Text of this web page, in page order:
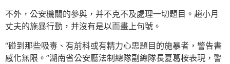
不外，公安機關的參與，并不克不及處理一切題目。趙小月
丈夫的施暴行動，并沒有是以而畫上句號。
“碰到那些吸毒、有前科或有精力心思題目的施暴者，警告書
感化無限。”湖南省公安廳法制總隊副總隊長夏葛桉表現，警